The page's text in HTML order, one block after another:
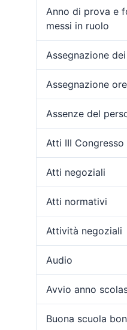
Anno di prova e
messi in ruolo
Assegnazione
Assegnazione
Assenze del
Atti III Congresso
Atti negoziali
Atti normativi
Attività negoziali
Audio
Avvio anno
Buona scuola